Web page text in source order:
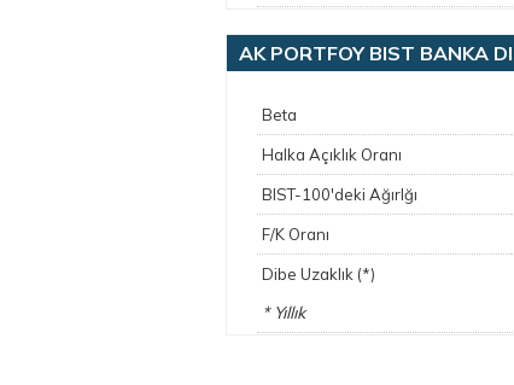
AK PORTFOY BIST BANKA
Beta
Halka Açıklık Oranı
BIST-100'deki Ağırlğı
F/K Oranı
Dibe Uzaklık (*)
* Yıllık